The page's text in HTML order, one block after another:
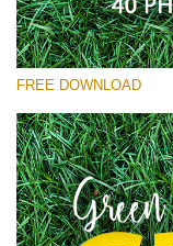
Small 800*533px
Green Grass
(40 Textures)
FREE DOWNLOAD